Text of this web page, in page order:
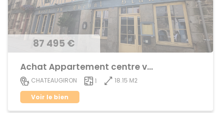
87 495 €
Achat Appartement centre ville
CHATEAUGIRON 1
18.15 M2
Voir le bien